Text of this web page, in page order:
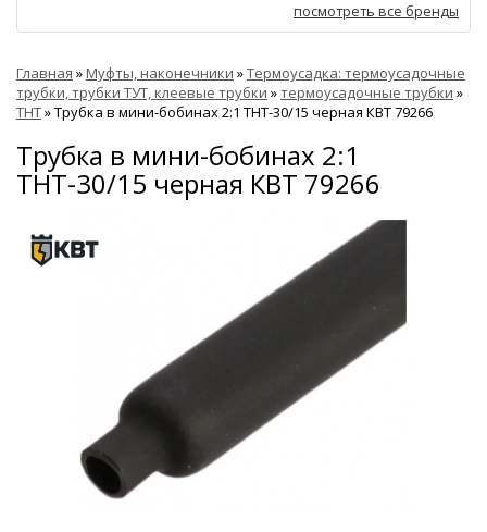
посмотреть все бренды
Главная »Муфты, наконечники »Термоусадка: термоусадочные
трубки, трубки ТУТ, клеевые трубки »термоусадочные трубки »
ТНТ»Трубка в мини-бобинах 2:1 ТНТ-30/15 черная КВТ 79266
Трубка в мини-бобинах 2:1
ТНТ-30/15 черная КВТ 79266